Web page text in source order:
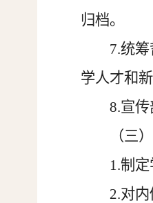
归档。
7.统
学人才和
8.宣传
（三
1.制
2.对